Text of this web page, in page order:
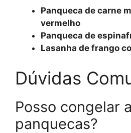
Panqueca de carne
vermelho
Panqueca de
Lasanha de frango
Dúvidas
Posso congelar
panquecas?